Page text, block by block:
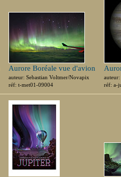
Aurore Boréale vue d'avion
auteur: Sebastian Voltmer/Novapix
réf: t-met01-09004
réf: a-